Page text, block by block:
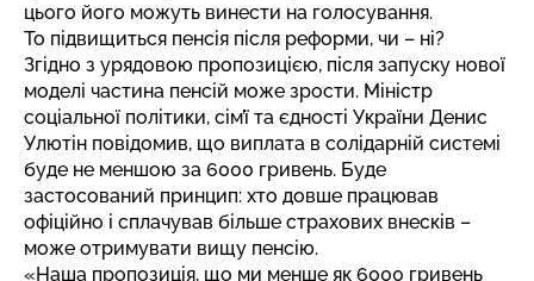
цього його можуть винести на голосування.
То підвищиться пенсія після реформи, чи – ні?
Згідно з урядовою пропозицією, після запуску нової
моделі частина пенсій може зрости. Міністр
соціальної політики, сім’ї та єдності України Денис
Улютін повідомив, що виплата в солідарній системі
буде не меншою за 6000 гривень. Буде
застосований принцип: хто довше працював
офіційно і сплачував більше страхових внесків –
може отримувати вищу пенсію.
«Наша пропозиція, що ми менше як 6000 гривень